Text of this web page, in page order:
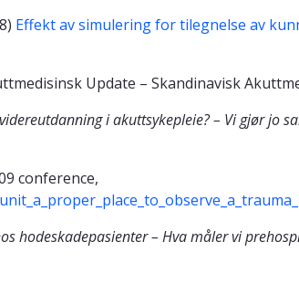
Effekt av simulering for tilegnelse av
Update – Skandinavisk
i akuttsykepleie? – Vi gjør jo
conference,
hodeskadepasienter – Hva måler vi